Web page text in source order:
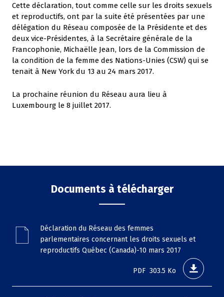
Cette déclaration, tout comme celle sur les droits sexuels
et reproductifs, ont par la suite été présentées par une
délégation du Réseau composée de la Présidente et des
deux vice-Présidentes, à la Secrétaire générale de la
Francophonie, Michaëlle Jean, lors de la Commission de
la condition de la femme des Nations-Unies (CSW) qui se
tenait à New York du 13 au 24 mars 2017.
La prochaine réunion du Réseau aura lieu à
Luxembourg le 8 juillet 2017.
Documents à télécharger
Déclaration du Réseau des femmes
parlementaires concernant les droits sexuels et
reproductifs Québec (Canada)-10 mars 2017
PDF 303.5 Ko